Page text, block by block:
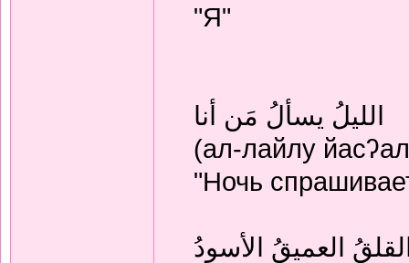
"Я"
الليلُ يسألُ مَن أنا
(ал-лайлу
"Ночь
العميقُ الأسودُ